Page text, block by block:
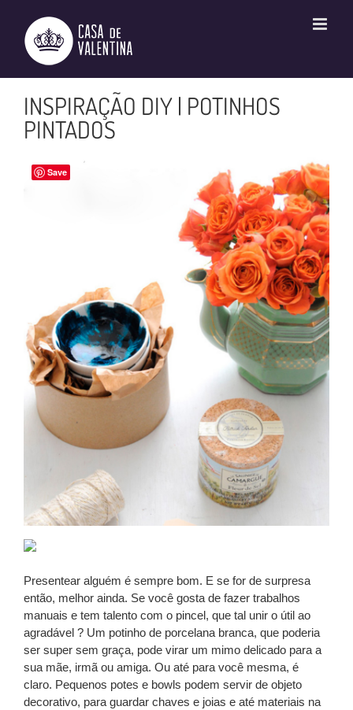
conteúdo
INSPIRAÇÃO DIY | POTINHOS
PINTADOS
Presentear alguém é sempre bom. E se for de surpresa
então, melhor ainda. Se você gosta de fazer trabalhos
manuais e tem talento com o pincel, que tal unir o útil ao
agradável ? Um potinho de porcelana branca, que poderia
ser super sem graça, pode virar um mimo delicado para a
sua mãe, irmã ou amiga. Ou até para você mesma, é
claro. Pequenos potes e bowls podem servir de objeto
decorativo, para guardar chaves e joias e até materiais na
Save